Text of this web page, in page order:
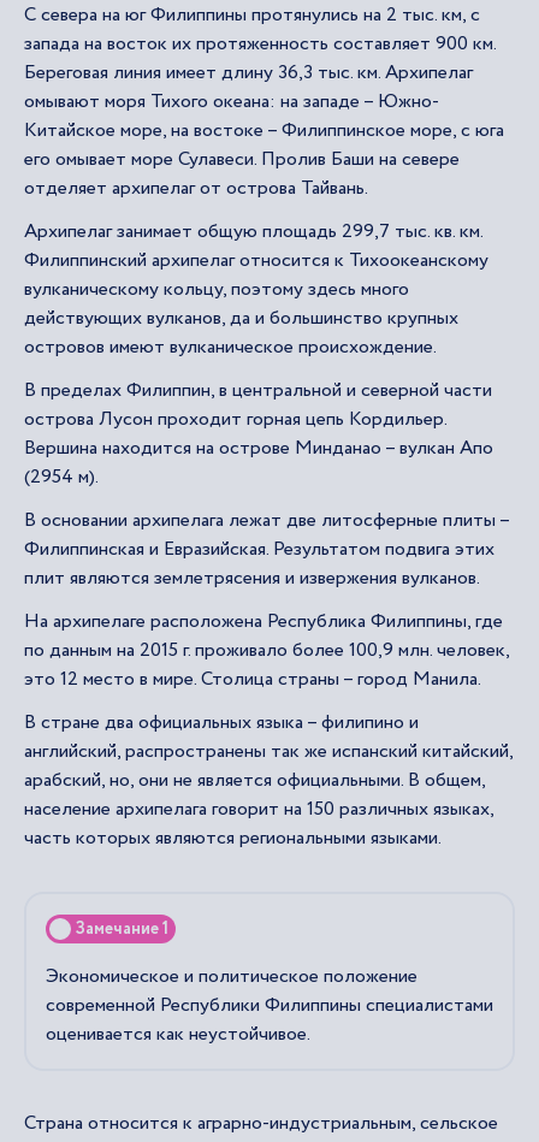
С севера на юг Филиппины протянулись на 2 тыс. км, с
запада на восток их протяженность составляет 900 км.
Береговая линия имеет длину 36,3 тыс. км. Архипелаг
омывают моря Тихого океана: на западе – Южно-
Китайское море, на востоке – Филиппинское море, с юга
его омывает море Сулавеси. Пролив Баши на севере
отделяет архипелаг от острова Тайвань.
Архипелаг занимает общую площадь 299,7 тыс. кв. км.
Филиппинский архипелаг относится к Тихоокеанскому
вулканическому кольцу, поэтому здесь много
действующих вулканов, да и большинство крупных
островов имеют вулканическое происхождение.
В пределах Филиппин, в центральной и северной части
острова Лусон проходит горная цепь Кордильер.
Вершина находится на острове Минданао – вулкан Апо
(2954 м).
В основании архипелага лежат две литосферные плиты –
Филиппинская и Евразийская. Результатом подвига этих
плит являются землетрясения и извержения вулканов.
На архипелаге расположена Республика Филиппины, где
по данным на 2015 г. проживало более 100,9 млн. человек,
это 12 место в мире. Столица страны – город Манила.
В стране два официальных языка – филипино и
английский, распространены так же испанский китайский,
арабский, но, они не является официальными. В общем,
население архипелага говорит на 150 различных языках,
часть которых являются региональными языками.
Замечание 1
Экономическое и политическое положение
современной Республики Филиппины специалистами
оценивается как неустойчивое.
Страна относится к аграрно-индустриальным, сельское